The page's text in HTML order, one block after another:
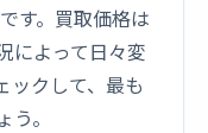
す。買取価格は
によって日々変
ックして、最も
。